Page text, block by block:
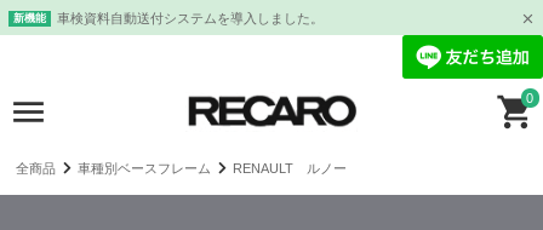
新機能 車検資料自動送付システムを導入しました。
0
全商品 車種別ベースフレーム RENAULT ルノー